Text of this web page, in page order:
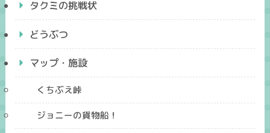
タクミの挑戦状
どうぶつ
マップ・施設
くちぶえ峠
ジョニーの貨物船！